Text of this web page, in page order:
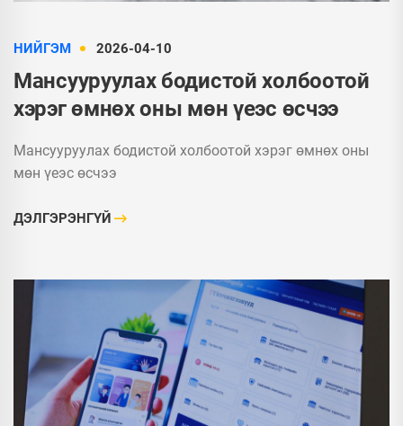
НИЙГЭМ 2026-04-10
Мансууруулах бодистой холбоотой
хэрэг өмнөх оны мөн үеэс өсчээ
Мансууруулах бодистой холбоотой хэрэг өмнөх оны
мөн үеэс өсчээ
ДЭЛГЭРЭНГҮЙ